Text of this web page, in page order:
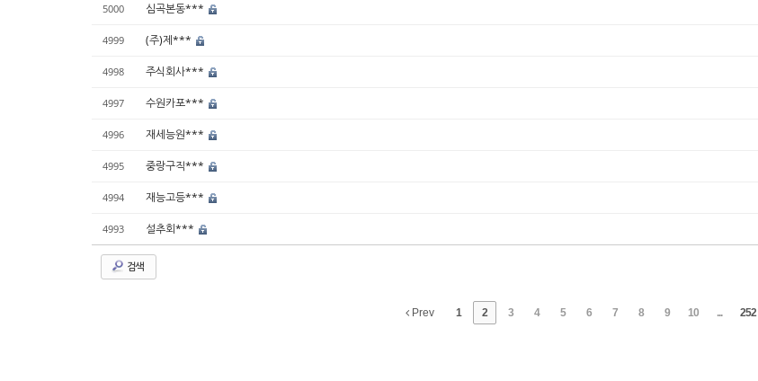
5000 심곡본동***
4999 (주)제***
4998 주식회사***
4997 수원카포***
4996 재세능원***
4995 중랑구직***
4994 재능고등***
4993 설추회***
검색
Prev 1 2 3 4 5 6 7 8 9 10 ... 252